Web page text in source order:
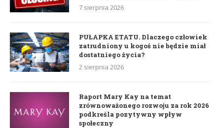
7 sierpnia 2026
PUŁAPKA ETATU. Dlaczego człowiek
zatrudniony u kogoś nie będzie miał
dostatniego życia?
2 sierpnia 2026
Raport Mary Kay na temat
zrównoważonego rozwoju za rok 2026
podkreśla pozytywny wpływ
społeczny